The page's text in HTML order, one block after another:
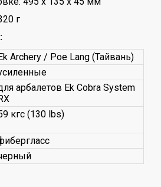
г
Ek Archery / Poe Lang (Тайвань)
арбалетов Ek Cobra System
RX
кгc (130 lbs)